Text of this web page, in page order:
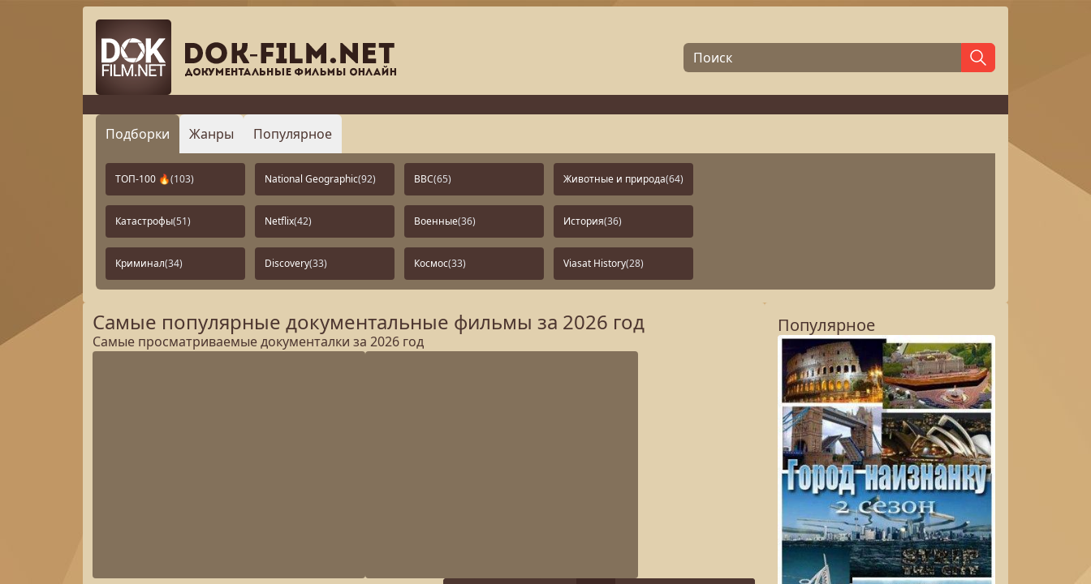
Подборки Жанры Популярное
ТОП-100 🔥(103) National Geographic(92) BBC(65) Животные и природа(64)
Катастрофы(51) Netflix(42) Военные(36) История(36)
Криминал(34) Discovery(33) Космос(33) Viasat History(28)
Самые популярные документальные фильмы за 2026 год
Самые просматриваемые документалки за 2026 год
Популярное